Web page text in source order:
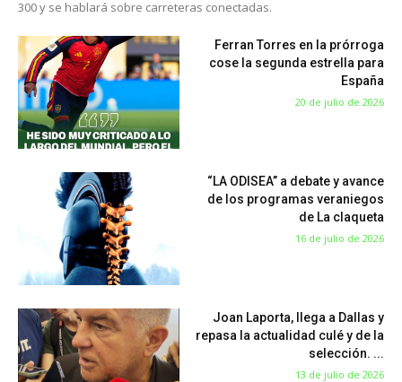
300 y se hablará sobre carreteras conectadas.
Ferran Torres en la prórroga
cose la segunda estrella para
España
20 de julio de 2026
“LA ODISEA” a debate y avance
de los programas veraniegos
de La claqueta
16 de julio de 2026
Joan Laporta, llega a Dallas y
repasa la actualidad culé y de la
selección. ...
13 de julio de 2026